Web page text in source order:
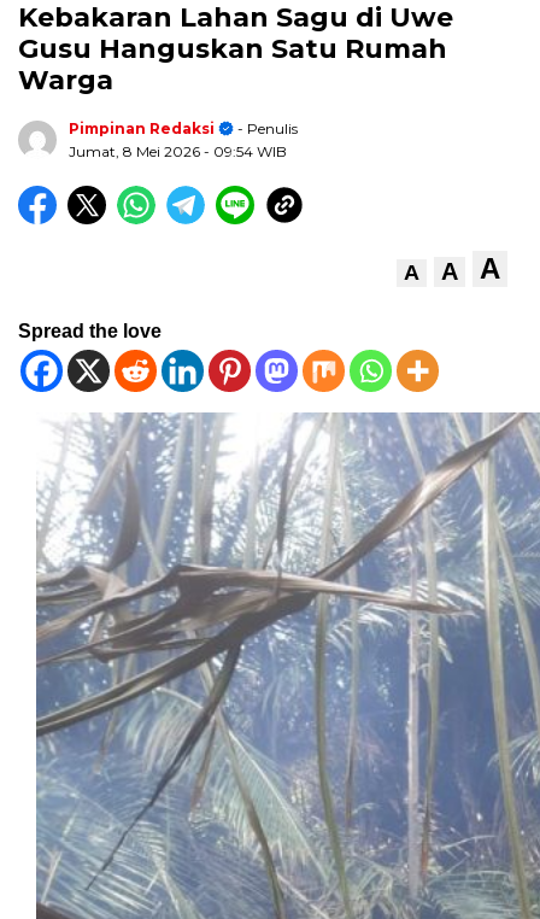
Kebakaran Lahan Sagu di Uwe
Gusu Hanguskan Satu Rumah
Warga
Pimpinan Redaksi
- Penulis
Jumat, 8 Mei 2026 - 09:54 WIB
A A A
Spread the love